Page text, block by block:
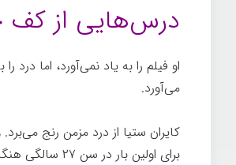
درس‌هایی از کف
او فیلم را به یاد نمی‌آورد، اما درد را
می‌آورد.
کایران ستیا از درد مزمن رنج
برای اولین بار در سن